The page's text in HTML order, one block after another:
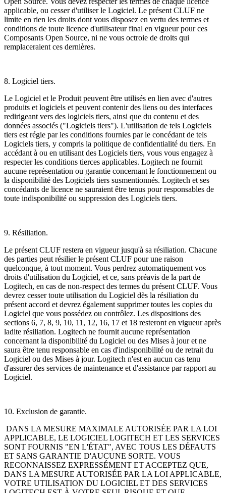
applicable, ou cesser d'utiliser le Logiciel. Le présent CLUF ne
limite en rien les droits dont vous disposez en vertu des termes et
conditions de toute licence d'utilisateur final en vigueur pour ces
Composants Open Source, ni ne vous octroie de droits qui
remplaceraient ces dernières.
8. Logiciel tiers.
Le Logiciel et le Produit peuvent être utilisés en lien avec d'autres
produits et logiciels et peuvent contenir des liens ou des interfaces
redirigeant vers des logiciels tiers, ainsi que du contenu et des
données associés ("Logiciels tiers"). L'utilisation de tels Logiciels
tiers est régie par les conditions fournies par le concédant de tels
Logiciels tiers, y compris la politique de confidentialité du tiers. En
accédant à ou en utilisant des Logiciels tiers, vous vous engagez à
respecter les conditions tierces applicables. Logitech ne fournit
aucune représentation ou garantie concernant le fonctionnement ou
la disponibilité des Logiciels tiers susmentionnés. Logitech et ses
concédants de licence ne sauraient être tenus pour responsables de
toute indisponibilité ou suppression des Logiciels tiers.
9. Résiliation.
Le présent CLUF restera en vigueur jusqu'à sa résiliation. Chacune
des parties peut résilier le présent CLUF pour une raison
quelconque, à tout moment. Vous perdrez automatiquement vos
droits d'utilisation du Logiciel, et ce, sans préavis de la part de
Logitech, en cas de non-respect des termes du présent CLUF. Vous
devrez cesser toute utilisation du Logiciel dès la résiliation du
présent accord et devrez également supprimer toutes les copies du
Logiciel que vous possédez ou contrôlez. Les dispositions des
sections 6, 7, 8, 9, 10, 11, 12, 16, 17 et 18 resteront en vigueur après
ladite résiliation. Logitech ne fournit aucune représentation
concernant la disponibilité du Logiciel ou des Mises à jour et ne
saura être tenu responsable en cas d'indisponibilité ou de retrait du
Logiciel ou des Mises à jour. Logitech n'est en aucun cas tenu
d'assurer des services de maintenance et d'assistance par rapport au
Logiciel.
10. Exclusion de garantie.
DANS LA MESURE MAXIMALE AUTORISÉE PAR LA LOI
APPLICABLE, LE LOGICIEL LOGITECH ET LES SERVICES
SONT FOURNIS "EN L'ÉTAT", AVEC TOUS LES DÉFAUTS
ET SANS GARANTIE D'AUCUNE SORTE. VOUS
RECONNAISSEZ EXPRESSÉMENT ET ACCEPTEZ QUE,
DANS LA MESURE AUTORISÉE PAR LA LOI APPLICABLE,
VOTRE UTILISATION DU LOGICIEL ET DES SERVICES